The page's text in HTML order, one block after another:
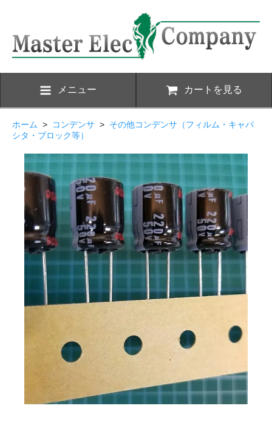
メニュー カートを見る
ホーム > コンデンサ > その他コンデンサ（フィルム・キャパ
シタ・ブロック等）